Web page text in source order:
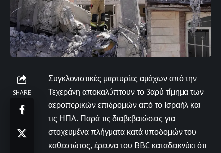
SHARE
Συγκλονιστικές μαρτυρίες αμάχων από την
Τεχεράνη αποκαλύπτουν το βαρύ τίμημα των
αεροπορικών επιδρομών από το Ισραήλ και
τις ΗΠΑ. Παρά τις διαβεβαιώσεις για
στοχευμένα πλήγματα κατά υποδομών του
καθεστώτος, έρευνα του BBC καταδεικνύει ότι